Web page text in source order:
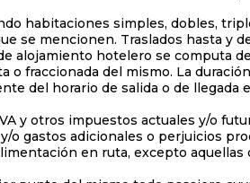
habitaciones simples, dobles,
se mencionen. Traslados hasta y
alojamiento hotelero se computa
fraccionada del mismo. La
del horario de salida o de llegada
y otros impuestos actuales y/o
o gastos adicionales o perjuicios
en ruta, excepto aquellas